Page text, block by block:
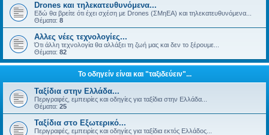
Drones και τηλεκατευθυνόμενα...
Εδώ θα βρείτε ότι έχει σχέση με Drones (ΣΜηΕΑ) και τηλεκατευθυνόμενα...
Θέματα: 8
Αλλες νέες τεχνολογίες...
Ότι άλλη τεχνολογία θα αλλάξει τη ζωή μας και δεν το ξέρουμε...
Θέματα: 82
Το οδηγείν είναι και "ταξιδεύειν"...
Ταξίδια στην Ελλάδα...
Περιγραφές, εμπειρίες και οδηγίες για ταξίδια στην Ελλάδα...
Θέματα: 25
Ταξίδια στο Εξωτερικό...
Περιγραφές, εμπειρίες και οδηγίες για ταξίδια εκτός Ελλάδος...